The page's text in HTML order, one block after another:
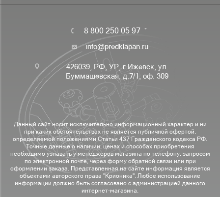
8 800 250 05 97
info@predklapan.ru
426039, РФ, УР, г.Ижевск, ул.
Буммашевская, д.7/1, оф. 309
Данный сайт носит исключительно информационный характер и ни
при каких обстоятельствах не является публичной офертой,
определяемой положениями Статьи 437 Гражданского кодекса РФ.
Точные данные о наличии, ценах и способах приобретения
необходимо узнавать у менеджеров магазина по телефону, запросом
по электронной почте, через форму обратной связи или при
оформлении заказа. Представленная на сайте информация является
объектами авторского права "Крионика". Любое использование
информации должно быть согласовано с администрацией данного
интернет-магазина.